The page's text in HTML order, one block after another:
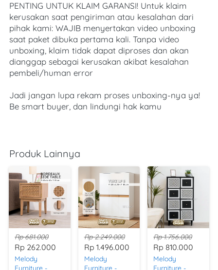
PENTING UNTUK KLAIM GARANSI! Untuk klaim
kerusakan saat pengiriman atau kesalahan dari
pihak kami: WAJIB menyertakan video unboxing
saat paket dibuka pertama kali. Tanpa video
unboxing, klaim tidak dapat diproses dan akan
dianggap sebagai kerusakan akibat kesalahan
pembeli/human error
Jadi jangan lupa rekam proses unboxing-nya ya!
Be smart buyer, dan lindungi hak kamu
Produk Lainnya
Rp 681.000
Rp 262.000
Melody
Furniture -
Rp 2.249.000
Rp 1.496.000
Melody
Furniture -
Rp 1.756.000
Rp 810.000
Melody
Furniture -